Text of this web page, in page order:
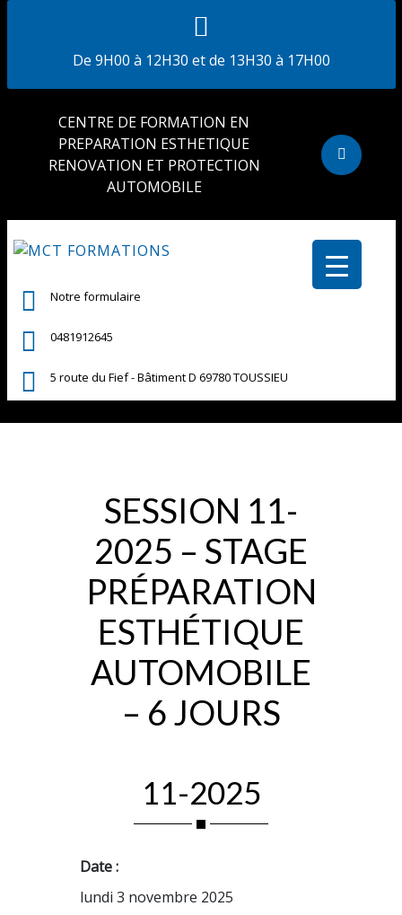
De 9H00 à 12H30 et de 13H30 à 17H00
CENTRE DE FORMATION EN
PREPARATION ESTHETIQUE
RENOVATION ET PROTECTION
AUTOMOBILE
Notre formulaire
0481912645
5 route du Fief - Bâtiment D 69780 TOUSSIEU
SESSION 11-
2025 – STAGE
PRÉPARATION
ESTHÉTIQUE
AUTOMOBILE
– 6 JOURS
11-2025
Date :
lundi 3 novembre 2025